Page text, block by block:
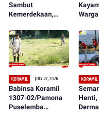
Sambut
Kemerdekaan,
11/Pamona
Selatan dan Warga
Bersihkan
Lapangan
dan
KORAMIL JULY 27, 2026
Babinsa Koramil
1307-02/Pamona
Puselemba
KORAMIL
Henti,